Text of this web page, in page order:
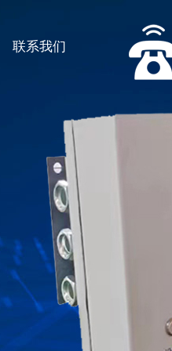
联系我们